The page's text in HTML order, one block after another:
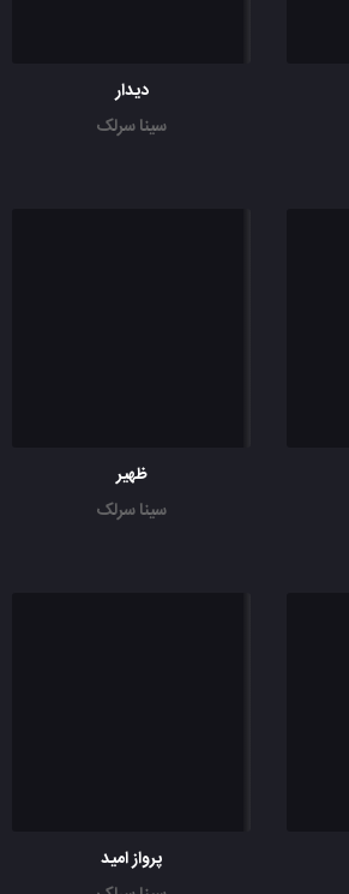
دیدار
سینا سرلک
ظهیر
سینا سرلک
پرواز امید